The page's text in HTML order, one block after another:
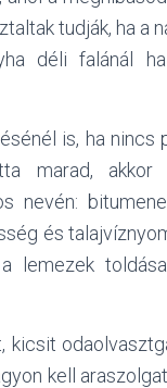
tudják, ha a
déli falánál
is, ha nincs
marad,
nevén:
és
lemezek
kell